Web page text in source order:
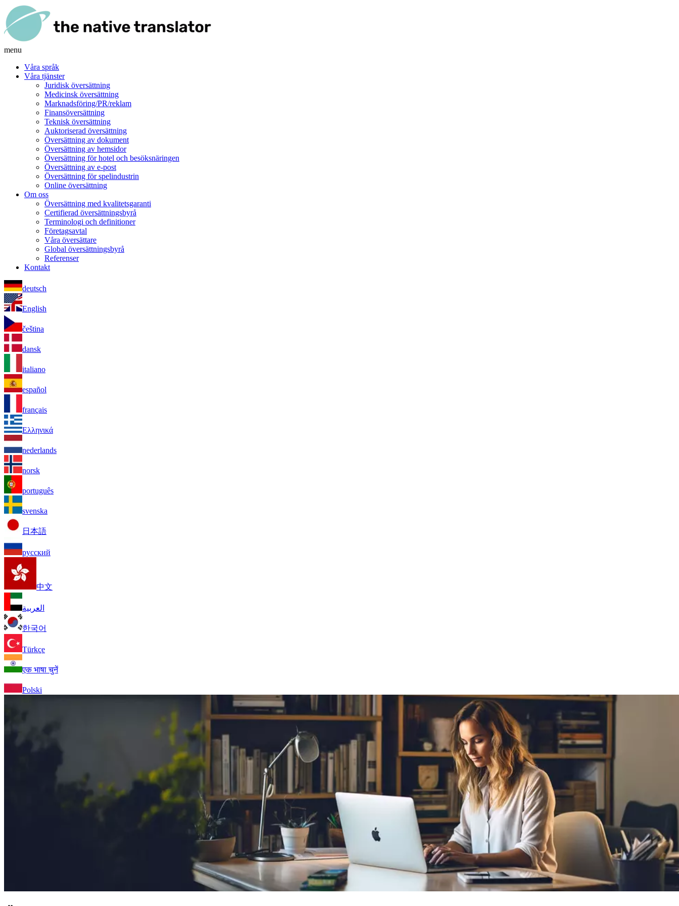
menu
Våra språk
Våra tjänster
Juridisk översättning
Medicinsk översättning
Marknadsföring/PR/reklam
Finansöversättning
Teknisk översättning
Auktoriserad översättning
Översättning av dokument
Översättning av hemsidor
Översättning för hotel och besöksnäringen
Översättning av e-post
Översättning för spelindustrin
Online översättning
Om oss
Översättning med kvalitetsgaranti
Certifierad översättningsbyrå
Terminologi och definitioner
Företagsavtal
Våra översättare
Global översättningsbyrå
Referenser
Kontakt
deutsch
English
čeština
dansk
italiano
español
français
Ελληνικά
nederlands
norsk
português
svenska
日本語
русский
中文
العربية
한국어
Türkçe
एक भाषा चुनें
Polski